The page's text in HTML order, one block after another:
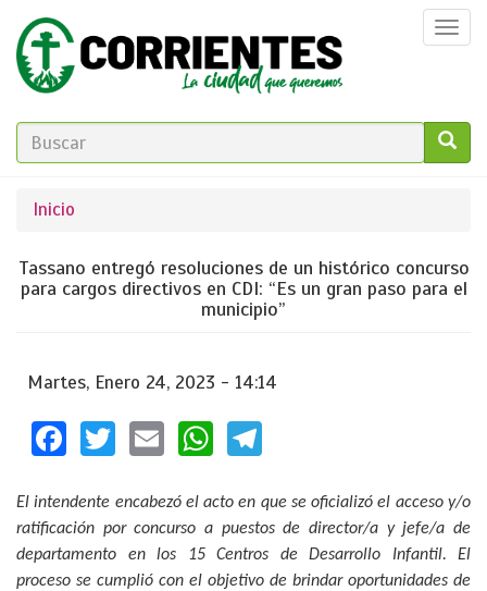
Pasar
contenido
principal
FORMULARIO
BÚSQUEDA
Se
encuentra
usted
Inicio
Tassano entregó resoluciones de un histórico concurso
para cargos directivos en CDI: “Es un gran paso para el
municipio”
Martes, Enero 24, 2023 - 14:14
Facebook
TwitterEmailWhatsApp
El intendente encabezó el acto en que se oficializó el acceso y/o
ratificación por concurso a puestos de director/a y jefe/a de
departamento en los 15 Centros de Desarrollo Infantil. El
proceso se cumplió con el objetivo de brindar oportunidades de